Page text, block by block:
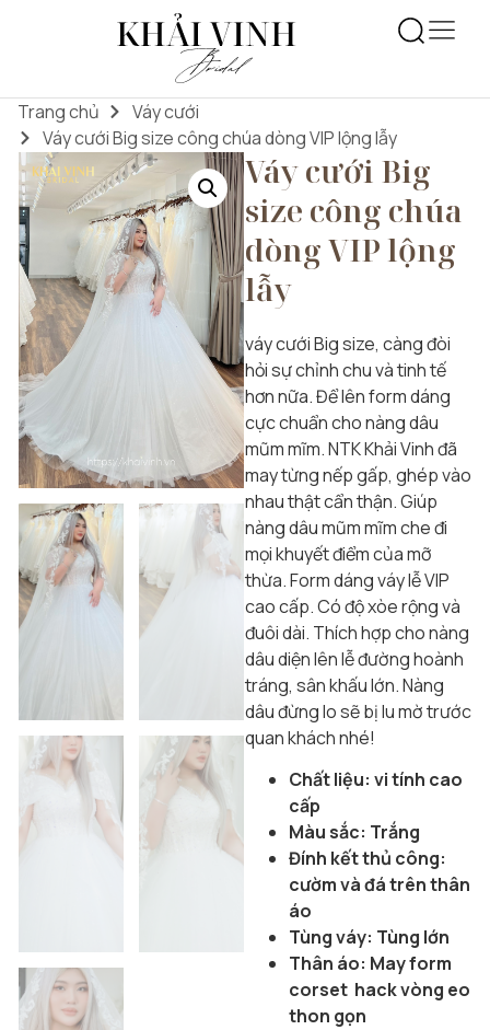
Trang chủ
Váy cưới
Váy cưới Big size công chúa dòng VIP lộng lẫy
Váy cưới Big
size công chúa
dòng VIP lộng
lẫy
váy cưới Big size, càng đòi
hỏi sự chỉnh chu và tinh tế
hơn nữa. Để lên form dáng
cực chuẩn cho nàng dâu
mũm mĩm. NTK Khải Vinh đã
may từng nếp gấp, ghép vào
nhau thật cẩn thận. Giúp
nàng dâu mũm mĩm che đi
mọi khuyết điểm của mỡ
thừa. Form dáng váy lễ VIP
cao cấp. Có độ xòe rộng và
đuôi dài. Thích hợp cho nàng
dâu diện lên lễ đường hoành
tráng, sân khấu lớn. Nàng
dâu đừng lo sẽ bị lu mờ trước
quan khách nhé!
Chất liệu: vi tính cao
cấp
Màu sắc: Trắng
Đính kết thủ công:
cườm và đá trên thân
áo
Tùng váy: Tùng lớn
Thân áo: May form
corset hack vòng eo
thon gọn